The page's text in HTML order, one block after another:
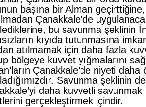
başına bir Alman
Çanakkale’de
bu savunma şeklinin
kıyıda tutunmasına
atılmamak için daha fazla
bölgeye kuvvet yığmalarını
Çanakkale’de niyeti daha
Savunma şeklinin
daha kuvvetli savunmak
gerçekleştirmek içindir.